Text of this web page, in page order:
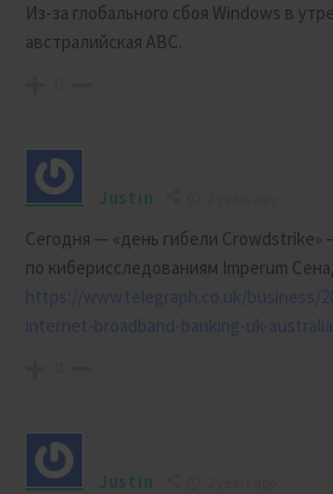
Из-за глобального сбоя Windows в
австралийская ABC.
Justin
Сегодня — «день гибели Crowdstrike»
по киберисследованиям Imperum
https://www.telegraph.co.uk/business/
internet-broadband-banking-uk-
Justin